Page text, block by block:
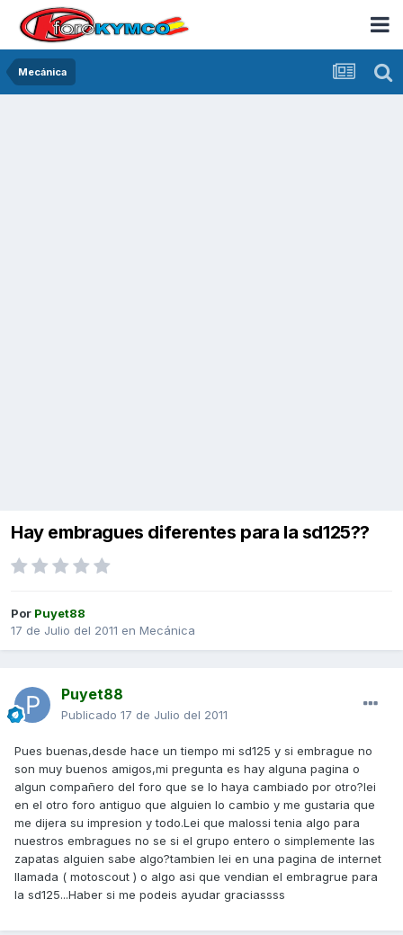
Mecánica
Hay embragues diferentes para la sd125??
Por Puyet88
17 de Julio del 2011 en Mecánica
Puyet88
Publicado 17 de Julio del 2011
Pues buenas,desde hace un tiempo mi sd125 y si embrague no
son muy buenos amigos,mi pregunta es hay alguna pagina o
algun compañero del foro que se lo haya cambiado por otro?lei
en el otro foro antiguo que alguien lo cambio y me gustaria que
me dijera su impresion y todo.Lei que malossi tenia algo para
nuestros embragues no se si el grupo entero o simplemente las
zapatas alguien sabe algo?tambien lei en una pagina de internet
llamada ( motoscout ) o algo asi que vendian el embragrue para
la sd125...Haber si me podeis ayudar graciassss